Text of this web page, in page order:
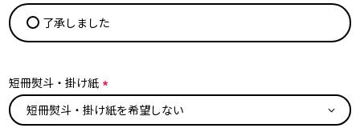
須
了承しました
短冊熨斗・掛け紙
(
必